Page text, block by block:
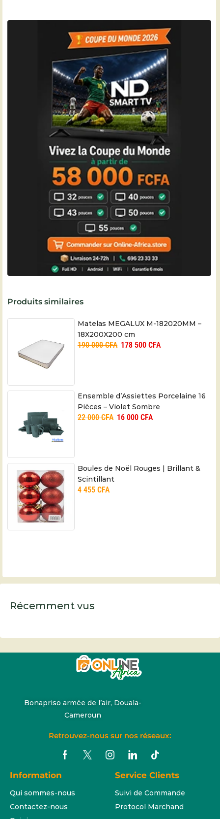
Produits similaires
Matelas MEGALUX M-182020MM –
18X200X200 cm
190 000CFA 178 500 CFA
Ensemble d’Assiettes Porcelaine 16
Pièces – Violet Sombre
22 000CFA 16 000 CFA
Boules de Noël Rouges | Brillant &
Scintillant
4 455 CFA
Récemment vus
Bonapriso armée de l’air, Douala-
Cameroun
Retrouvez-nous sur nos réseaux:
Information
Qui sommes-nous
Contactez-nous
Service Clients
Suivi de Commande
Protocol Marchand